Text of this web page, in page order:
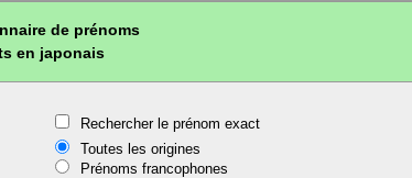
de prénoms
en japonais
Rechercher le prénom exact
Toutes les origines
Prénoms francophones